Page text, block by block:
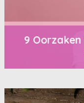
9 Oorzaken